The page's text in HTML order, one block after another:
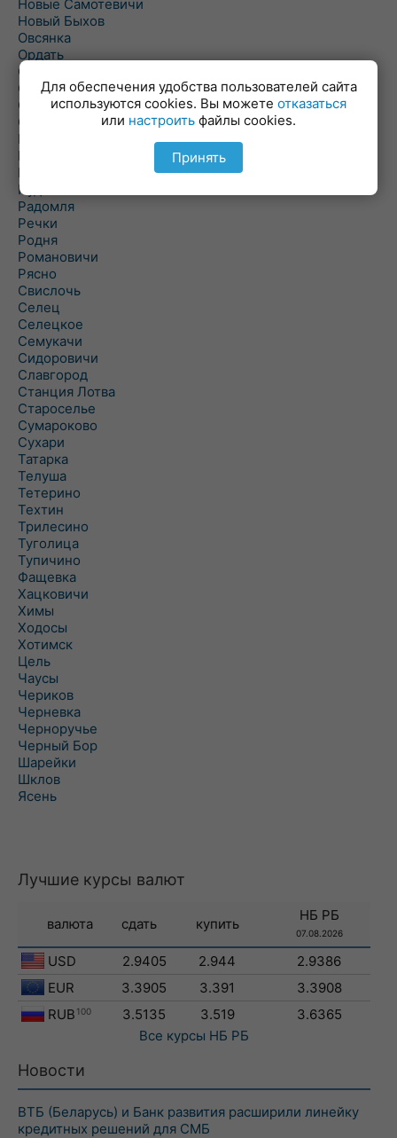
Новые Самотевичи
Новый Быхов
Овсянка
Ордать
Ореховка
Осиновка
Осиповичи
Осово
Павловичи
Паршино
Петуховка
Пудовня
Радомля
Речки
Родня
Романовичи
Рясно
Свислочь
Селец
Селецкое
Семукачи
Сидоровичи
Славгород
Станция Лотва
Староселье
Сумароково
Сухари
Татарка
Телуша
Тетерино
Техтин
Трилесино
Туголица
Тупичино
Фащевка
Хацковичи
Химы
Ходосы
Хотимск
Цель
Чаусы
Чериков
Черневка
Черноручье
Черный Бор
Шарейки
Шклов
Ясень
Лучшие курсы валют
валюта сдать купить
НБ РБ
07.08.2026
USD 2.9405 2.944
2.9386
EUR
3.3905 3.391
3.3908
RUB 100 3.5135 3.519
3.6365
Все курсы НБ РБ
Новости
ВТБ (Беларусь) и Банк развития расширили линейку
кредитных решений для СМБ
Для обеспечения удобства пользователей сайта
используются cookies. Вы можете отказаться
или настроить файлы cookies.
Принять